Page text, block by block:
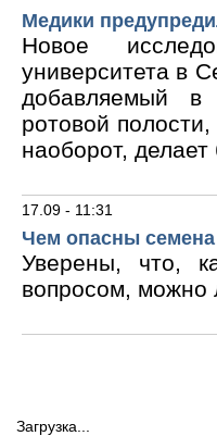
Медики
Новое
университета в
добавляемый в
ротовой
наоборот,
17.09 - 11:31
Чем опасны
Уверены, что,
вопросом, можно
Загрузка...